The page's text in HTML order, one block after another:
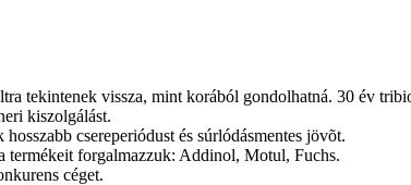
tekintenek vissza, mint korából gondolhatná. 30 év
kiszolgálást.
csereperiódust és súrlódásmentes jövõt.
termékeit forgalmazzuk: Addinol, Motul, Fuchs.
céget.